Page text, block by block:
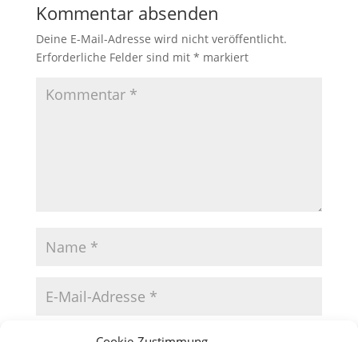
Kommentar absenden
Deine E-Mail-Adresse wird nicht veröffentlicht.
Erforderliche Felder sind mit * markiert